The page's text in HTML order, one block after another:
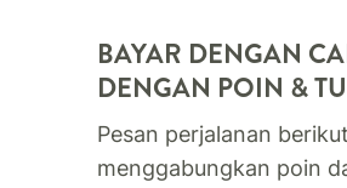
BAYAR DENGAN
DENGAN POIN &
Pesan perjalanan
menggabungkan poin